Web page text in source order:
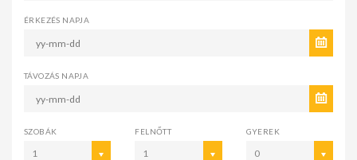
ÉRKEZÉS NAPJA
TÁVOZÁS NAPJA
SZOBÁK
1
FELNŐTT
1
GYEREK
0